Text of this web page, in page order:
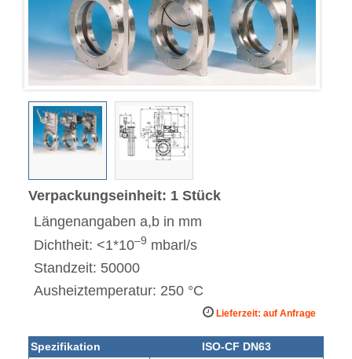
Verpackungseinheit: 1 Stück
Längenangaben a,b in mm
Dichtheit: <1*10–9 mbarl/s
Standzeit: 50000
Ausheiztemperatur: 250 °C
Lieferzeit: auf Anfrage
Spezifikation
ISO-CF DN63